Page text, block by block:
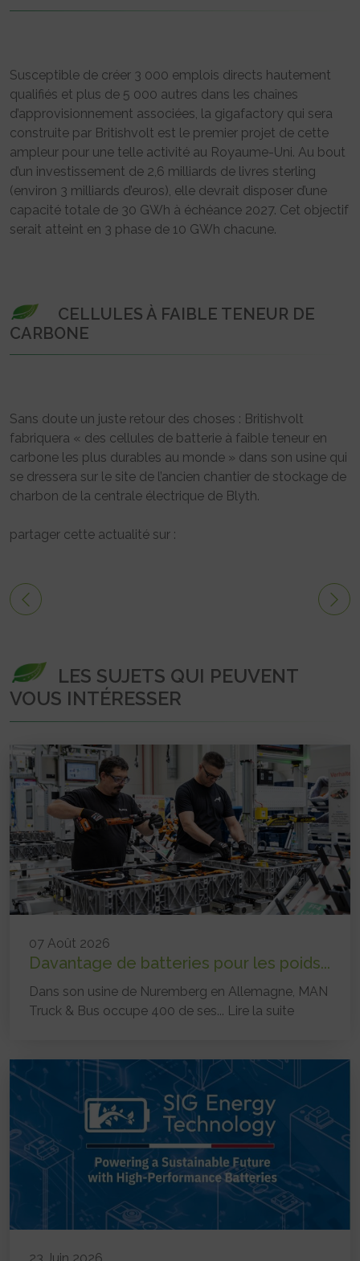
Susceptible de créer 3 000 emplois directs hautement
qualifiés et plus de 5 000 autres dans les chaînes
d’approvisionnement associées, la gigafactory qui sera
construite par Britishvolt est le premier projet de cette
ampleur pour une telle activité au Royaume-Uni. Au bout
d’un investissement de 2,6 milliards de livres sterling
(environ 3 milliards d’euros), elle devrait disposer d’une
capacité totale de 30 GWh à échéance 2027. Cet objectif
serait atteint en 3 phase de 10 GWh chacune.
CELLULES À FAIBLE TENEUR DE
CARBONE
Sans doute un juste retour des choses : Britishvolt
fabriquera « des cellules de batterie à faible teneur en
carbone les plus durables au monde » dans son usine qui
se dressera sur le site de l’ancien chantier de stockage de
charbon de la centrale électrique de Blyth.
partager cette actualité sur :
LES SUJETS QUI PEUVENT
VOUS INTÉRESSER
07 Août 2026
Davantage de batteries pour les poids...
Dans son usine de Nuremberg en Allemagne, MAN
Truck & Bus occupe 400 de ses... Lire la suite